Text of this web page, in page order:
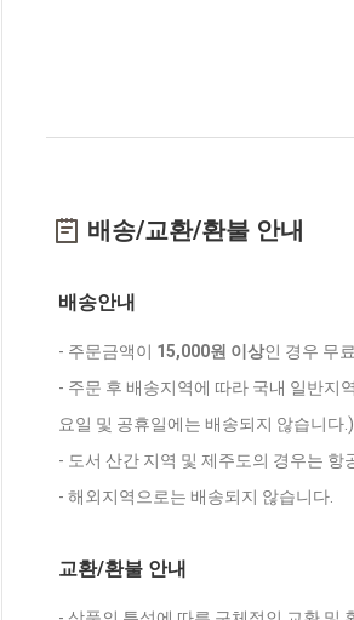
배송/교환/환불 안내
배송안내
- 주문금액이 15,000원 이상인 경우 무
- 주문 후 배송지역에 따라 국내 일반지
요일 및 공휴일에는 배송되지 않습니다.)
- 도서 산간 지역 및 제주도의 경우는
- 해외지역으로는 배송되지 않습니다.
교환/환불 안내